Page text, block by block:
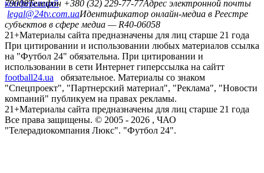
конференций
79008Телефон +380 (32) 229-77-77Адрес электронной почты
legal@24tv.com.uaИдентификатор онлайн-медиа в Реестре
субъектов в сфере медиа — R40-06058
21+Материалы сайта предназначены для лиц старше 21 года
При цитировании и использовании любых материалов ссылка
на "Футбол 24" обязательна. При цитировании и
использовании в сети Интернет гиперссылка на сайтт
football24.ua
обязательное. Материалы со знаком
"Спецпроект", "Партнерский материал", "Реклама", "Новости
компаний" публикуем на правах рекламы.
21+Материалы сайта предназначены для лиц старше 21 года
Все права защищены. © 2005 - 2026 , ЧАО
"Телерадиокомпания Люкс". "Футбол 24".